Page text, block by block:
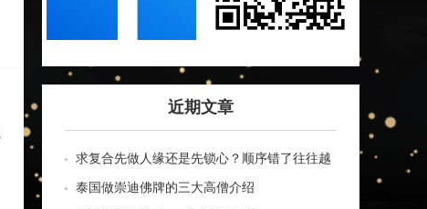
近期文章
求复合先做人缘还是先锁心？顺序错了往往越
做越乱
泰国做崇迪佛牌的三大高僧介绍